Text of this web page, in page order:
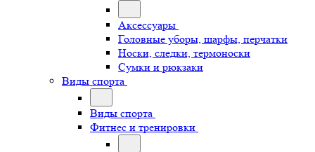
Аксессуары
Головные уборы, шарфы, перчатки
Носки, следки, термоноски
Сумки и рюкзаки
Виды спорта
Виды спорта
Фитнес и тренировки